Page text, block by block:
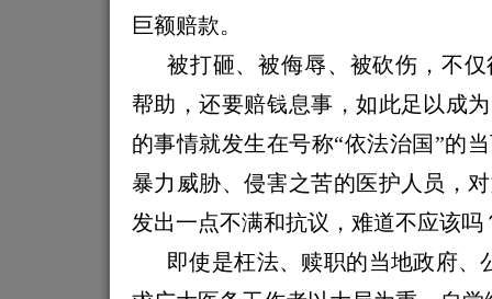
巨额赔款。
被打砸、被侮辱、被砍伤，不
帮助，还要赔钱息事，如此足以成
的事情就发生在号称“依法治国”的
暴力威胁、侵害之苦的医护人员，
发出一点不满和抗议，难道不应该吗
即使是枉法、赎职的当地政府、